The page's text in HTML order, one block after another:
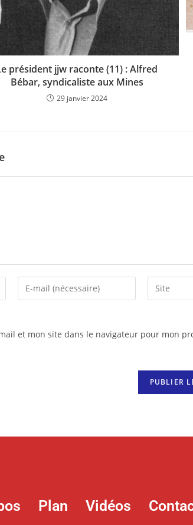
président jjw raconte (11) : Alfred
Bébar, syndicaliste aux Mines
29 janvier 2024
et mon site dans le navigateur pour mon
Plan Vidéos